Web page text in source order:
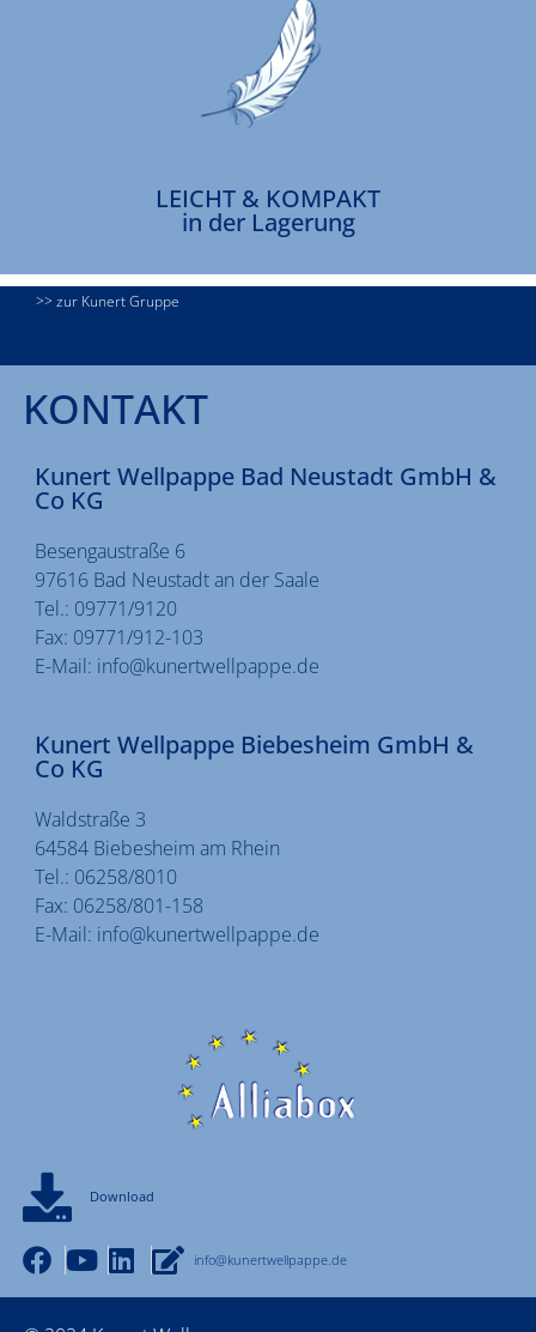
LEICHT & KOMPAKT
in der Lagerung
>> zur Kunert Gruppe
KONTAKT
Kunert Wellpappe Bad Neustadt GmbH &
Co KG
Besengaustraße 6
97616 Bad Neustadt an der Saale
Tel.: 09771/9120
Fax: 09771/912-103
E-Mail: info@kunertwellpappe.de
Kunert Wellpappe Biebesheim GmbH &
Co KG
Waldstraße 3
64584 Biebesheim am Rhein
Tel.: 06258/8010
Fax: 06258/801-158
E-Mail: info@kunertwellpappe.de
Download
info@kunertwellpappe.de